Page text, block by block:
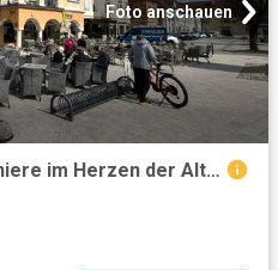
Foto anschauen
Gepflegte Altbau Garconniere im Herzen der Altstadt!